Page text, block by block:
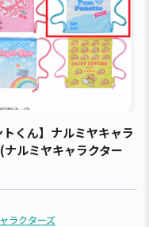
トくん】ナルミヤキャラ
ナルミヤキャラクター
ラクターズ